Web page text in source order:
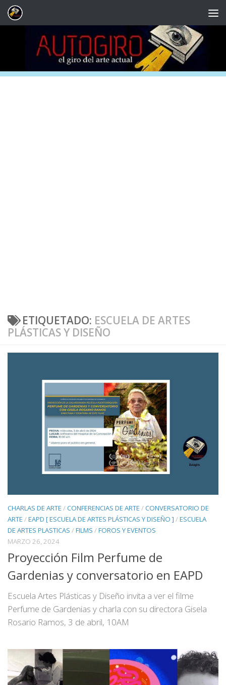
Saltar al contenido
ETIQUETADO: ESCUELA DE ARTES
PLÁSTICAS Y DISEÑO
CHARLAS DE ARTE /CONFERENCIAS DE ARTE /CONVERSATORIO DE
ARTE /EAPD [ ESCUELA DE ARTES PLÁSTICAS Y DISEÑO ] /ESCUELA
DE ARTES PLASTICAS /FILMS /FOROS Y EVENTOS
MARZO 26, 2024
Proyección Film Perfume de
Gardenias y conversatorio en EAPD
Escuela Artes Plásticas y Diseño invita a ver el filme
Perfume de Gardenias y charla con su directora Gisela
Rosario Ramos, 3 de abril, 10AM